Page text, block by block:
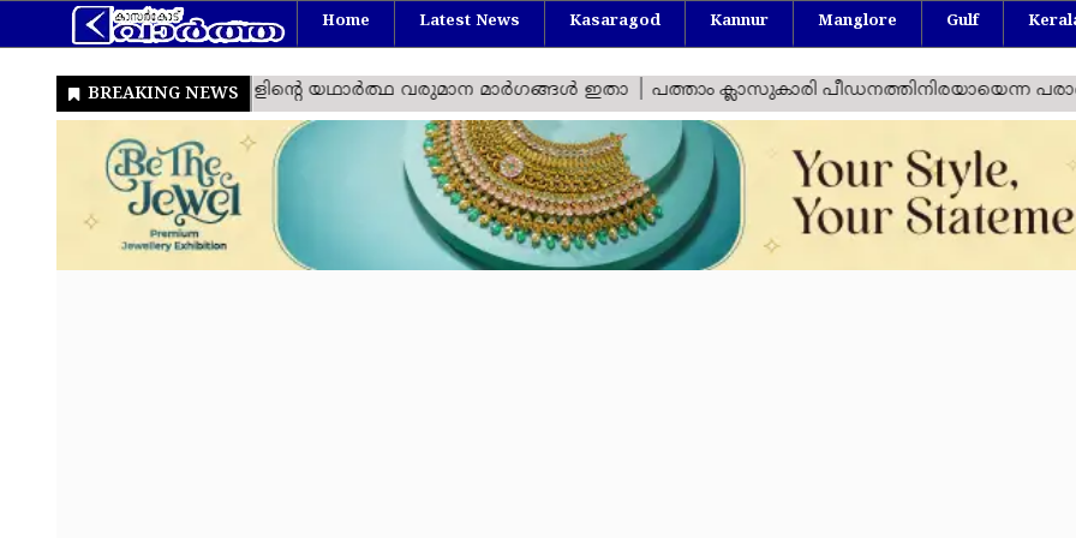
Home Latest News Kasaragod Kannur Manglore Gulf